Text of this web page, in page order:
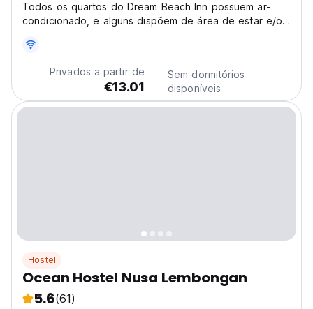
Todos os quartos do Dream Beach Inn possuem ar-
condicionado, e alguns dispõem de área de estar e/ou
Privados a partir de
€13.01
Sem dormitórios
disponíveis
Hostel
Ocean Hostel Nusa Lembongan
5.6(61)